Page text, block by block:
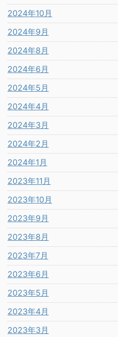
2024年10月
2024年9月
2024年8月
2024年6月
2024年5月
2024年4月
2024年3月
2024年2月
2024年1月
2023年11月
2023年10月
2023年9月
2023年8月
2023年7月
2023年6月
2023年5月
2023年4月
2023年3月